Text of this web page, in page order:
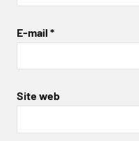
E-mail *
Site web